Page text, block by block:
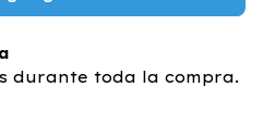
durante toda la compra.